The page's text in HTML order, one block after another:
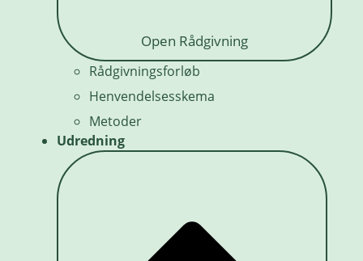
Open Rådgivning
Rådgivningsforløb
Henvendelsesskema
Metoder
Udredning